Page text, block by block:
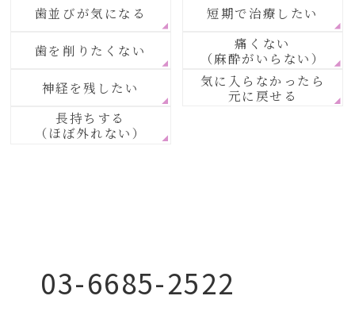
歯並びが気になる 短期で治療したい
歯を削りたくない
痛くない
（麻酔がいらない）
神経を残したい
気に入らなかったら
元に戻せる
長持ちする
（ほぼ外れない）
03-6685-2522